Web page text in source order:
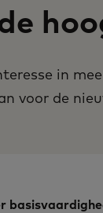
in
voor de